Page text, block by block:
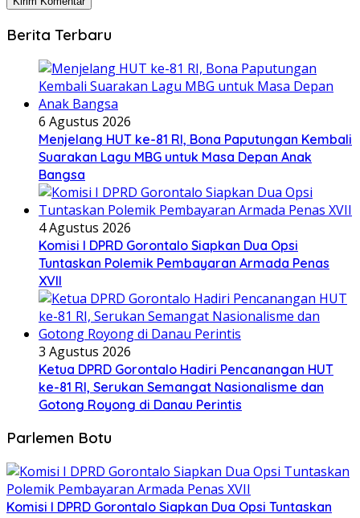
Berita Terbaru
6 Agustus 2026
Menjelang HUT ke-81 RI, Bona Paputungan Kembali
Suarakan Lagu MBG untuk Masa Depan Anak
Bangsa
4 Agustus 2026
Komisi I DPRD Gorontalo Siapkan Dua Opsi
Tuntaskan Polemik Pembayaran Armada Penas
XVII
3 Agustus 2026
Ketua DPRD Gorontalo Hadiri Pencanangan HUT
ke-81 RI, Serukan Semangat Nasionalisme dan
Gotong Royong di Danau Perintis
Parlemen Botu
Komisi I DPRD Gorontalo Siapkan Dua Opsi Tuntaskan